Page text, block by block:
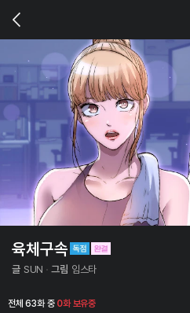
육체구속
글 SUN 그림 임스타
전체 63화 중 0화 보유중